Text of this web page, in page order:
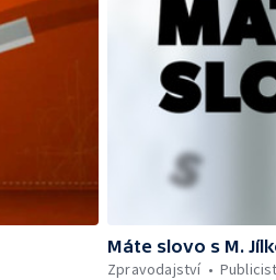
Máte slovo s M.
Zpravodajství